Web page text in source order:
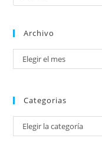
Archivo
Elegir el mes
Categorias
Elegir la categoría